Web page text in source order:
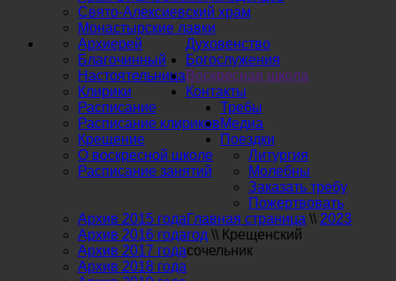
Свято-Алексиевский храм
Монастырские лавки
Духовенство
Архиерей
Благочинный
Настоятельница
Клирики
Богослужения
Расписание
Расписание клириков
Крещение
Воскресная школа
О воскресной школе
Расписание занятий
Контакты
Требы
Литургия
Молебны
Заказать требу
Пожертвовать
Медиа
Архив 2015 года
Архив 2016 года
Архив 2017 года
Архив 2018 года
Поездки
Главная страница \\ 2023
год \\ Крещенский
сочельник